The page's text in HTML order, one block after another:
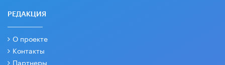
РЕДАКЦИЯ
О проекте
Контакты
Партнеры